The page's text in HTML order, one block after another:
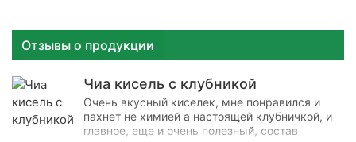
Отзывы о продукции
Чиа кисель с клубникой
Очень вкусный киселек, мне понравился и
пахнет не химией а настоящей клубничкой, и
главное, еще и очень полезный, состав